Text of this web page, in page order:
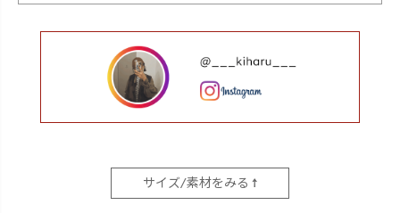
サイズ/素材をみる ↑